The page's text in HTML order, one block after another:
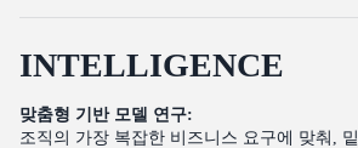
맞춤형 기반 모델 연구:
조직의 가장 복잡한 비즈니스 요구에 맞춰, 밑
INTELLIGENCE